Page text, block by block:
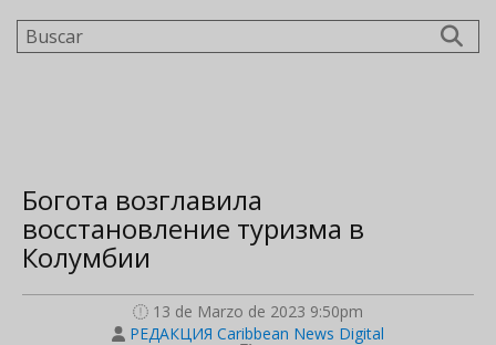
Buscar
Богота возглавила
восстановление туризма в
Колумбии
13 de Marzo de 2023 9:50pm
РЕДАКЦИЯ Caribbean News Digital